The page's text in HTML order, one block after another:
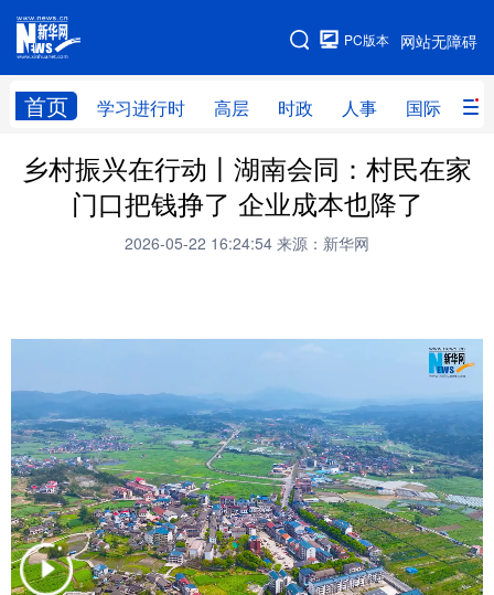
网站无障碍
PC版本
首页 学习进行时 高层 时政 人事 国际 财
网站地图
学习进行时 高层 时政 人事
国际 财经 网评 港澳
全球连线
军事
访谈 视频 图片 政务
法律 中央文件 金融 汽车
食品 人居 信息化 数字经济
学术中国 乡村振兴 银龄 溯源中国
城市 旅游 能源 会展
乡村振兴在行动丨湖南会同：村民在家
门口把钱挣了 企业成本也降了
2026-05-22 16:24:54 来源：新华网